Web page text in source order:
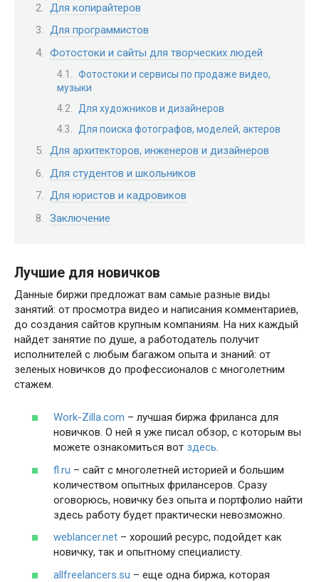
Для копирайтеров
Для программистов
Фотостоки и сайты для творческих людей
Фотостоки и сервисы по продаже видео,
музыки
Для художников и дизайнеров
Для поиска фотографов, моделей, актеров
Для архитекторов, инженеров и дизайнеров
Для студентов и школьников
Для юристов и кадровиков
Заключение
Лучшие для новичков
Данные биржи предложат вам самые разные виды
занятий: от просмотра видео и написания комментариев,
до создания сайтов крупным компаниям. На них каждый
найдет занятие по душе, а работодатель получит
исполнителей с любым багажом опыта и знаний: от
зеленых новичков до профессионалов с многолетним
стажем.
Work-Zilla.com – лучшая биржа фриланса для
новичков. О ней я уже писал обзор, с которым вы
можете ознакомиться вот здесь.
fl.ru – сайт с многолетней историей и большим
количеством опытных фрилансеров. Сразу
оговорюсь, новичку без опыта и портфолио найти
здесь работу будет практически невозможно.
weblancer.net – хороший ресурс, подойдет как
новичку, так и опытному специалисту.
allfreelancers.su – еще одна биржа, которая